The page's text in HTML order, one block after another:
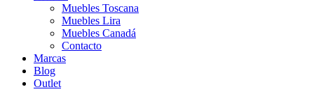
Muebles Toscana
Muebles Lira
Muebles Canadá
Contacto
Marcas
Blog
Outlet